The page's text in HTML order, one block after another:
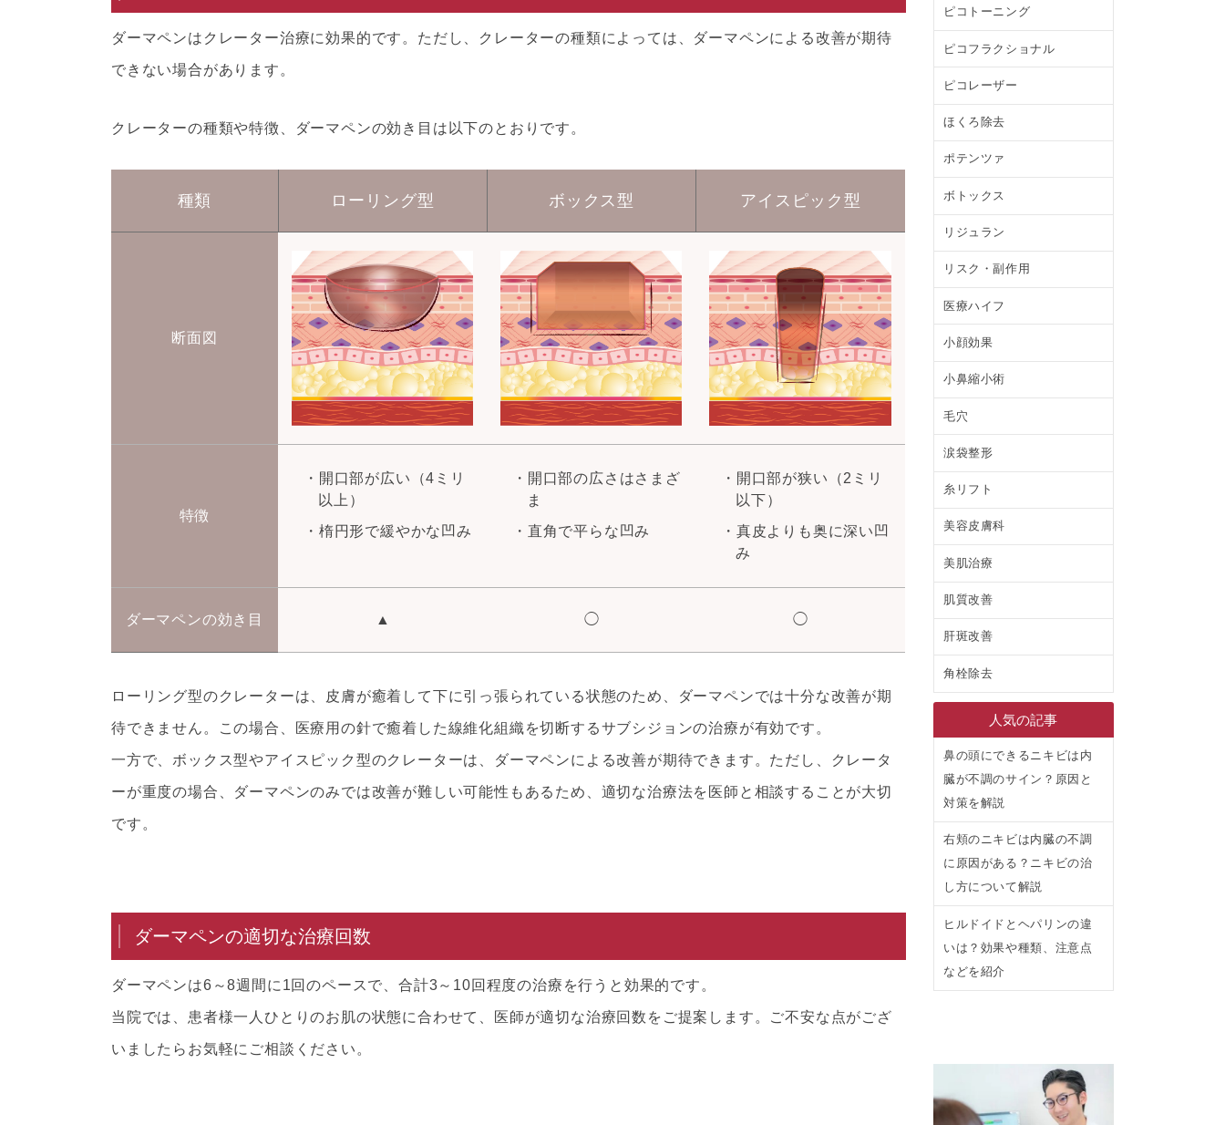
ダーマペンはクレーター治療に効果的です。ただし、クレーターの種類によっては、ダーマペンによる改善が期待
できない場合があります。
クレーターの種類や特徴、ダーマペンの効き目は以下のとおりです。
種類 ローリング型 ボックス型 アイスピック型
断面図
特徴
開口部が広い（4ミリ
以上）
楕円形で緩やかな凹み
開口部の広さはさまざ
ま
直角で平らな凹み
開口部が狭い（2ミリ
以下）
真皮よりも奥に深い凹
み
ダーマペンの効き目 ▲ ◯ ◯
ローリング型のクレーターは、皮膚が癒着して下に引っ張られている状態のため、ダーマペンでは十分な改善が期
待できません。この場合、医療用の針で癒着した線維化組織を切断するサブシジョンの治療が有効です。
一方で、ボックス型やアイスピック型のクレーターは、ダーマペンによる改善が期待できます。ただし、クレータ
ーが重度の場合、ダーマペンのみでは改善が難しい可能性もあるため、適切な治療法を医師と相談することが大切
です。
ダーマペンの適切な治療回数
ダーマペンは6～8週間に1回のペースで、合計3～10回程度の治療を行うと効果的です。
当院では、患者様一人ひとりのお肌の状態に合わせて、医師が適切な治療回数をご提案します。ご不安な点がござ
いましたらお気軽にご相談ください。
ピコトーニング
ピコフラクショナル
ピコレーザー
ほくろ除去
ポテンツァ
ボトックス
リジュラン
リスク・副作用
医療ハイフ
小顔効果
小鼻縮小術
毛穴
涙袋整形
糸リフト
美容皮膚科
美肌治療
肌質改善
肝斑改善
角栓除去
人気の記事
鼻の頭にできるニキビは内
臓が不調のサイン？原因と
対策を解説
右頬のニキビは内臓の不調
に原因がある？ニキビの治
し方について解説
ヒルドイドとヘパリンの違
いは？効果や種類、注意点
などを紹介